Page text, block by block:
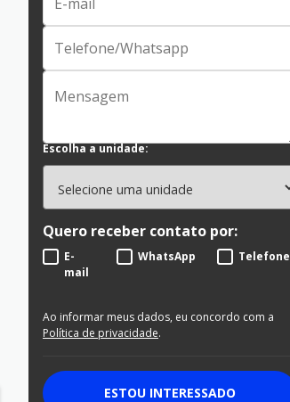
Escolha a unidade:
Quero receber contato por:
E-
mail
WhatsApp Telefone
Ao informar meus dados, eu concordo com a
Política de privacidade.
ESTOU INTERESSADO